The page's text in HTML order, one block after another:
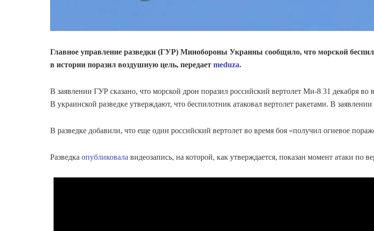
Главное управление разведки (ГУР) Минобороны Украины сообщило, что морской
в истории поразил воздушную цель, передает meduza.
В заявлении ГУР сказано, что морской дрон поразил российский вертолет Ми-8 31 декабря
В украинской разведке утверждают, что беспилотник атаковал вертолет ракетами. В
В разведке добавили, что еще один российский вертолет во время боя «получил огневое
Разведка опубликовала видеозапись, на которой, как утверждается, показан момент атаки по